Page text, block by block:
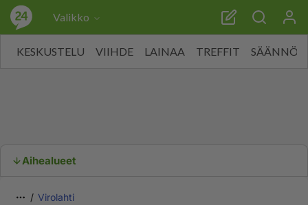
Valikko
KESKUSTELU VIIHDE LAINAA TREFFIT SÄÄNNÖT
Aihealueet
Virolahti